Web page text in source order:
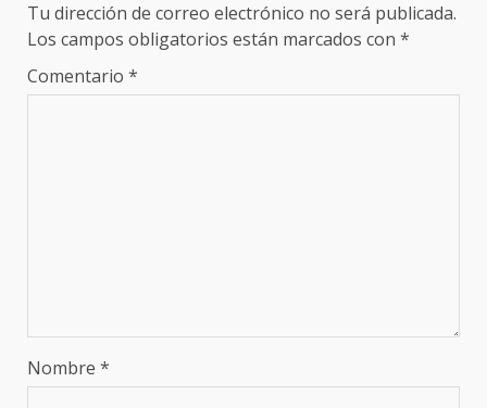
Tu dirección de correo electrónico no será publicada.
Los campos obligatorios están marcados con *
Comentario *
Nombre *